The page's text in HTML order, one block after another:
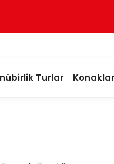
Turlar